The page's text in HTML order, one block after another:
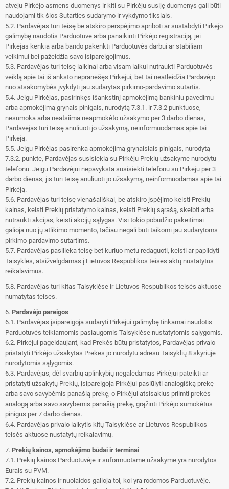
atveju Pirkėjo asmens duomenys ir kiti su Pirkėju susiję duomenys gali būti
naudojami tik šios Sutarties sudarymo ir vykdymo tikslais.
5.2. Pardavėjas turi teisę be atskiro perspėjimo apriboti ar sustabdyti Pirkėjo
galimybę naudotis Parduotuve arba panaikinti Pirkėjo registraciją, jei
Pirkėjas kenkia arba bando pakenkti Parduotuvės darbui ar stabiliam
veikimui bei pažeidžia savo įsipareigojimus.
5.3. Pardavėjas turi teisę laikinai arba visam laikui nutraukti Parduotuvės
veiklą apie tai iš anksto nepranešęs Pirkėjui, bet tai neatleidžia Pardavėjo
nuo atsakomybės įvykdyti jau sudarytas pirkimo-pardavimo sutartis.
5.4. Jeigu Pirkėjas, pasirinkęs išankstinį apmokėjimą bankiniu pavedimu
arba apmokėjimą grynais pinigais, nurodytą 7.3.1. ir 7.3.2 punktuose,
nesumoka arba neatsiima neapmokėto užsakymo per 3 darbo dienas,
Pardavėjas turi teisę anuliuoti jo užsakymą, neinformuodamas apie tai
Pirkėją.
5.5. Jeigu Pirkėjas pasirenka apmokėjimą grynaisiais pinigais, nurodytą
7.3.2. punkte, Pardavėjas susisiekia su Pirkėju Prekių užsakyme nurodytu
telefonu. Jeigu Pardavėjui nepavyksta susisiekti telefonu su Pirkėju per 3
darbo dienas, jis turi teisę anuliuoti jo užsakymą, neinformuodamas apie tai
Pirkėją.
5.6. Pardavėjas turi teisę vienašališkai, be atskiro įspėjimo keisti Prekių
kainas, keisti Prekių pristatymo kainas, keisti Prekių sąrašą, skelbti arba
nutraukti akcijas, keisti akcijų sąlygas. Visi tokio pobūdžio pakeitimai
galioja nuo jų atlikimo momento, tačiau negali būti taikomi jau sudarytoms
pirkimo-pardavimo sutartims.
5.7. Pardavėjas pasilieka teisę bet kuriuo metu redaguoti, keisti ar papildyti
Taisykles, atsižvelgdamas į Lietuvos Respublikos teisės aktų nustatytus
reikalavimus.
5.8. Pardavėjas turi kitas Taisyklėse ir Lietuvos Respublikos teisės aktuose
numatytas teises.
6. Pardavėjo pareigos
6.1. Pardavėjas įsipareigoja sudaryti Pirkėjui galimybę tinkamai naudotis
Parduotuvės teikiamomis paslaugomis Taisyklėse nustatytomis sąlygomis.
6.2. Pirkėjui pageidaujant, kad Prekės būtų pristatytos, Pardavėjas privalo
pristatyti Pirkėjo užsakytas Prekes jo nurodytu adresu Taisyklių 8 skyriuje
nurodytomis sąlygomis.
6.3. Pardavėjas, dėl svarbių aplinkybių negalėdamas Pirkėjui pateikti ar
pristatyti užsakytų Prekių, įsipareigoja Pirkėjui pasiūlyti analogišką prekę
arba savo savybėmis panašią prekę, o Pirkėjui atsisakius priimti prekės
analogą arba savo savybėmis panašią prekę, grąžinti Pirkėjo sumokėtus
pinigus per 7 darbo dienas.
6.4. Pardavėjas privalo laikytis kitų Taisyklėse ar Lietuvos Respublikos
teisės aktuose nustatytų reikalavimų.
7. Prekių kainos, apmokėjimo būdai ir terminai
7.1. Prekių kainos Parduotuvėje ir suformuotame užsakyme yra nurodytos
Eurais su PVM.
7.2. Prekių kainos ir nuolaidos galioja tol, kol yra rodomos Parduotuvėje.